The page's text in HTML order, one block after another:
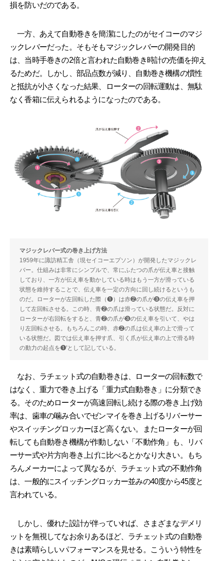
損を防いだのである。
一方、あえて自動巻きを簡潔にしたのがセイコーのマジ
ックレバーだった。そもそもマジックレバーの開発目的
は、当時手巻きの2倍と言われた自動巻き時計の売価を抑え
るためだ。しかし、部品点数が減り、自動巻き機構の慣性
と抵抗が小さくなった結果、ローターの回転運動は、無駄
なく香箱に伝えられるようになったのである。
マジックレバー式の巻き上げ方法
1959年に諏訪精工舎（現セイコーエプソン）が開発したマジックレ
バー。仕組みは非常にシンプルで、常にふたつの爪が伝え車と接触
しており、一方が伝え車を動かしている時はもう一方が滑っている
状態を維持することで、伝え車を一定の方向に回し続けるというも
のだ。ローターが左回転した際（❶）は赤❷の爪が❸の伝え車を押
して左回転させる。この時、青❷の爪は滑っている状態だ。反対に
ローターが右回転をすると、青❷の爪が❸の伝え車を引いて、やは
り左回転させる。もちろんこの時、赤❷の爪は伝え車の上で滑って
いる状態だ。図では伝え車を押す爪、引く爪が伝え車の上で滑る時
の動力の起点を❶'として記している。
なお、ラチェット式の自動巻きは、ローターの回転数で
はなく、重力で巻き上げる「重力式自動巻き」に分類でき
る。そのためローターが高速回転し続ける際の巻き上げ効
率は、歯車の噛み合いでゼンマイを巻き上げるリバーサー
やスイッチングロッカーほど高くない。またローターが回
転しても自動巻き機構が作動しない「不動作角」も、リバ
ーサー式や片方向巻き上げに比べるとかなり大きい。もち
ろんメーカーによって異なるが、ラチェット式の不動作角
は、一般的にスイッチングロッカー並みの40度から45度と
言われている。
しかし、優れた設計が伴っていれば、さまざまなデメリ
ットを無視してなお余りあるほど、ラチェット式の自動巻
きは素晴らしいパフォーマンスを見せる。こういう特性を